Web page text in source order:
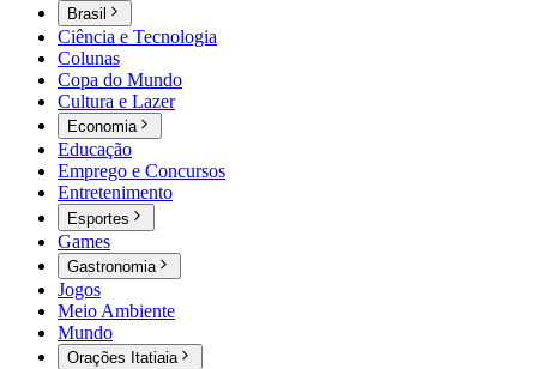
Brasil
Ciência e Tecnologia
Colunas
Copa do Mundo
Cultura e Lazer
Economia
Educação
Emprego e Concursos
Entretenimento
Esportes
Games
Gastronomia
Jogos
Meio Ambiente
Mundo
Orações Itatiaia